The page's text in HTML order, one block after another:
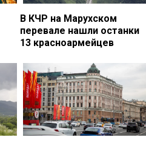
В КЧР на Марухском
перевале нашли останки
13 красноармейцев